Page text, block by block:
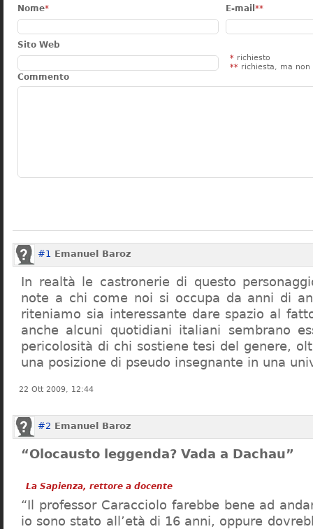
Nome* E-mail **
Sito Web
* richiesto
** richiesta, ma non
Commento
#1 Emanuel Baroz
In realtà le castronerie di questo
note a chi come noi si occupa da anni di
riteniamo sia interessante dare spazio al fatto
anche alcuni quotidiani italiani sembrano
pericolosità di chi sostiene tesi del genere,
una posizione di pseudo insegnante in una
22 Ott 2009, 12:44
#2 Emanuel Baroz
“Olocausto leggenda? Vada a Dachau”
La Sapienza, rettore a docente
“Il professor Caracciolo farebbe bene ad
io sono stato all’età di 16 anni, oppure